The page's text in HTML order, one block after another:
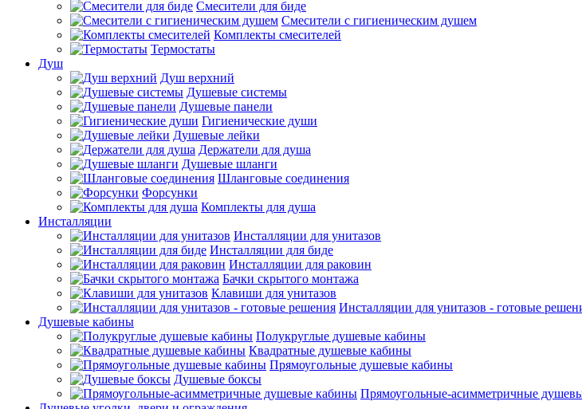
Смесители для биде
Смесители с гигиеническим душем
Комплекты смесителей
Термостаты
Душ
Душ верхний
Душевые системы
Душевые панели
Гигиенические души
Душевые лейки
Держатели для душа
Душевые шланги
Шланговые соединения
Форсунки
Комплекты для душа
Инсталляции
Инсталляции для унитазов
Инсталляции для биде
Инсталляции для раковин
Бачки скрытого монтажа
Клавиши для унитазов
Инсталляции для унитазов - готовые
Душевые кабины
Полукруглые душевые кабины
Квадратные душевые кабины
Прямоугольные душевые кабины
Душевые боксы
Прямоугольные-асимметричные